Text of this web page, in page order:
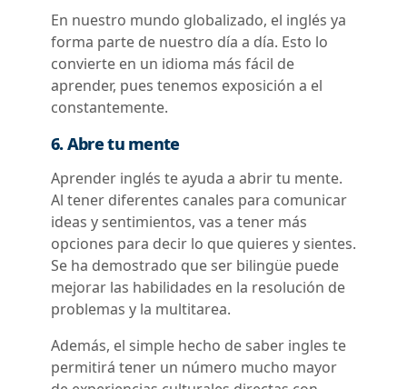
En nuestro mundo globalizado, el inglés ya
forma parte de nuestro día a día. Esto lo
convierte en un idioma más fácil de
aprender, pues tenemos exposición a el
constantemente.
6. Abre tu mente
Aprender inglés te ayuda a abrir tu mente.
Al tener diferentes canales para comunicar
ideas y sentimientos, vas a tener más
opciones para decir lo que quieres y sientes.
Se ha demostrado que ser bilingüe puede
mejorar las habilidades en la resolución de
problemas y la multitarea.
Además, el simple hecho de saber ingles te
permitirá tener un número mucho mayor